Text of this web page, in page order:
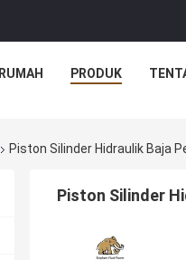
RUMAH PRODUK
Piston Silinder Hidraulik Baja
Piston Silinder